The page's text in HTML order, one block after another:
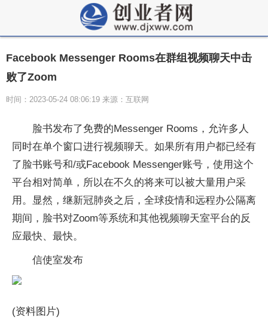
Facebook Messenger Rooms在群组视频聊天中击
败了Zoom
时间：2023-05-24 08:06:19 来源：互联网
脸书发布了免费的Messenger Rooms，允许多人
同时在单个窗口进行视频聊天。如果所有用户都已经有
了脸书账号和/或Facebook Messenger账号，使用这个
平台相对简单，所以在不久的将来可以被大量用户采
用。显然，继新冠肺炎之后，全球疫情和远程办公隔离
期间，脸书对Zoom等系统和其他视频聊天室平台的反
应最快、最快。
信使室发布
(资料图片)